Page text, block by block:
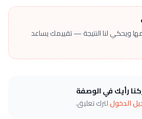
ويحكي لنا النتيجة — تقييمك يساعد
رأيك في الوصفة
الدخوللترك تعليق.